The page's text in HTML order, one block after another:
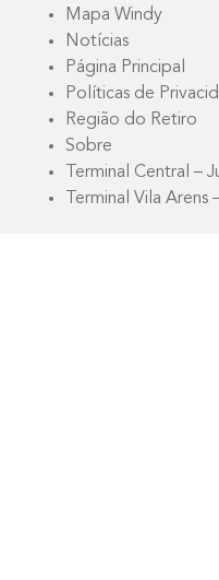
Mapa Windy
Notícias
Página Principal
Políticas de
Região do Retiro
Sobre
Terminal Central –
Terminal Vila Arens